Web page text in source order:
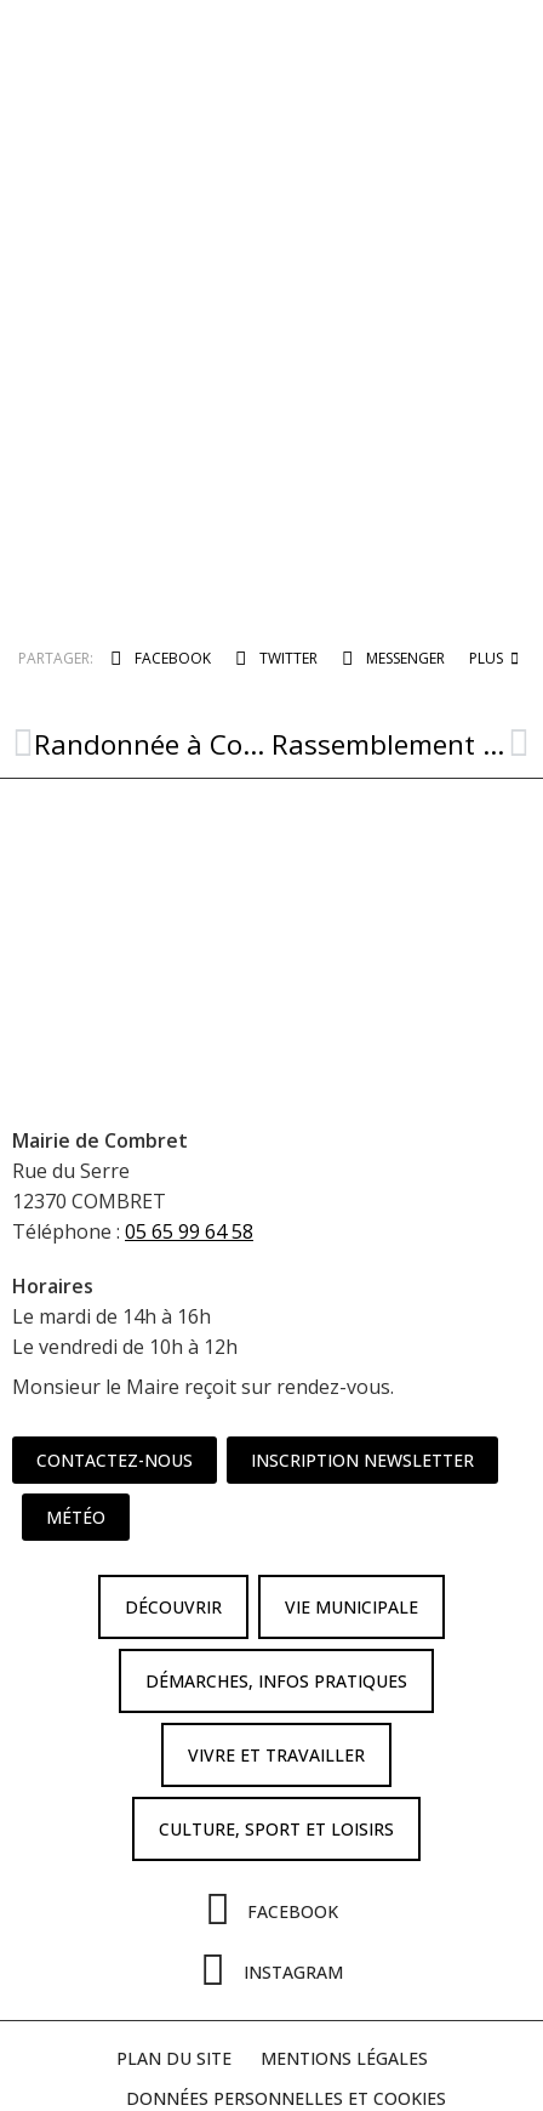
PARTAGER: FACEBOOK TWITTER MESSENGER PLUS
Randonnée à Combret – Découvrez les paysages du Sud-Aveyron et des contreforts de Lacaune Rassemblement de la Fédération Régionale des CUMA à Combret
Mairie de Combret
Rue du Serre
12370 COMBRET
Téléphone : 05 65 99 64 58
Horaires
Le mardi de 14h à 16h
Le vendredi de 10h à 12h
Monsieur le Maire reçoit sur rendez-vous.
CONTACTEZ-NOUS INSCRIPTION NEWSLETTER
MÉTÉO
DÉCOUVRIR VIE MUNICIPALE
DÉMARCHES, INFOS PRATIQUES
VIVRE ET TRAVAILLER
CULTURE, SPORT ET LOISIRS
FACEBOOK
INSTAGRAM
PLAN DU SITE
MENTIONS LÉGALES
DONNÉES PERSONNELLES ET COOKIES